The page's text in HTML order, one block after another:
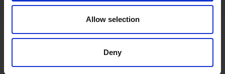
Allow selection
Deny
Speckknödel-Suppe oder ein Knödelduo sind die
perfekte Stärkung. Dann geht es hinauf zu weiteren
top Spots: dem Grubigstein und in die Grubighütte:
Rindfleisch vom eigenen Hof, oder Kaiserschmarrn
mit Zwetschgenröster. Geübte wandern noch die